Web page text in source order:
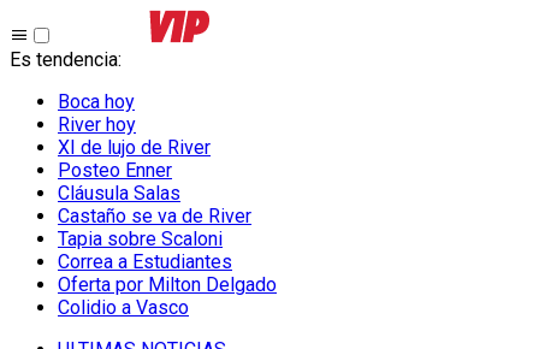
Es tendencia:
Boca hoy
River hoy
XI de lujo de River
Posteo Enner
Cláusula Salas
Castaño se va de River
Tapia sobre Scaloni
Correa a Estudiantes
Oferta por Milton Delgado
Colidio a Vasco